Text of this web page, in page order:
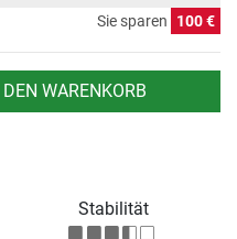
Sie sparen 100 €
DEN WARENKORB
Stabilität